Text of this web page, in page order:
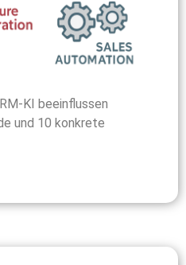
KI beeinflussen
und 10 konkrete